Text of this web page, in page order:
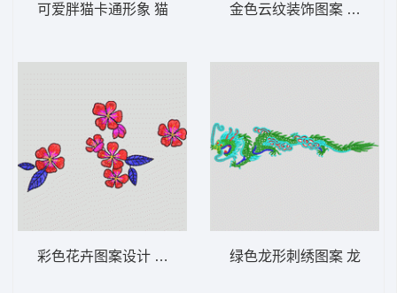
可爱胖猫卡通形象 猫
彩色花卉图案设计 简单花
金色云纹装饰图案 汉服 云
绿色龙形刺绣图案 龙